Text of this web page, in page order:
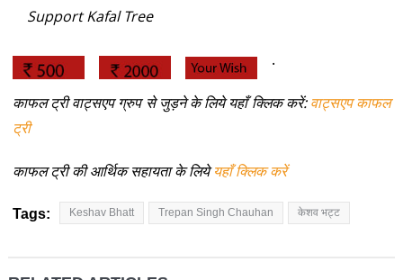
Support Kafal Tree
.
काफल ट्री वाट्सएप ग्रुप से जुड़ने के लिये यहाँ क्लिक करें:वाट्सएप काफल
ट्री
काफल ट्री की आर्थिक सहायता के लियेयहाँ क्लिक करें
Tags: Keshav Bhatt Trepan Singh Chauhan केशव भट्ट